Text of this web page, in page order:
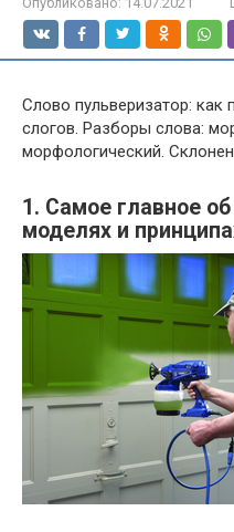
Слово пульверизатор: как
слогов. Разборы слова:
морфологический.
1. Самое главное
моделях и